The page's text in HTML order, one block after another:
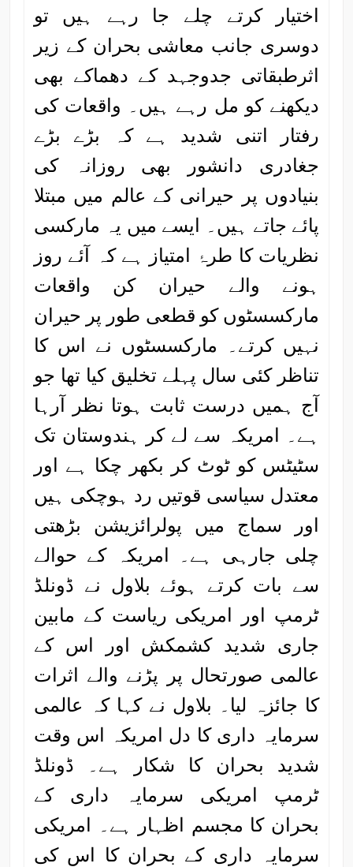
اختیار کرتے چلے جا رہے ہیں تو
دوسری جانب معاشی بحران کے زیر
اثرطبقاتی جدوجہد کے دھماکے بھی
دیکھنے کو مل رہے ہیں۔ واقعات کی
رفتار اتنی شدید ہے کہ بڑے بڑے
جغادری دانشور بھی روزانہ کی
بنیادوں پر حیرانی کے عالم میں مبتلا
پائے جاتے ہیں۔ ایسے میں یہ مارکسی
نظریات کا طرۂ امتیاز ہے کہ آئے روز
ہونے والے حیران کن واقعات
مارکسسٹوں کو قطعی طور پر حیران
نہیں کرتے۔ مارکسسٹوں نے اس کا
تناظر کئی سال پہلے تخلیق کیا تھا جو
آج ہمیں درست ثابت ہوتا نظر آرہا
ہے۔ امریکہ سے لے کر ہندوستان تک
سٹیٹس کو ٹوٹ کر بکھر چکا ہے اور
معتدل سیاسی قوتیں رد ہوچکی ہیں
اور سماج میں پولرائزیشن بڑھتی
چلی جارہی ہے۔ امریکہ کے حوالے
سے بات کرتے ہوئے بلاول نے ڈونلڈ
ٹرمپ اور امریکی ریاست کے مابین
جاری شدید کشمکش اور اس کے
عالمی صورتحال پر پڑنے والے اثرات
کا جائزہ لیا۔ بلاول نے کہا کہ عالمی
سرمایہ داری کا دل امریکہ اس وقت
شدید بحران کا شکار ہے۔ ڈونلڈ
ٹرمپ امریکی سرمایہ داری کے
بحران کا مجسم اظہار ہے۔ امریکی
سرمایہ داری کے بحران کا اس کی